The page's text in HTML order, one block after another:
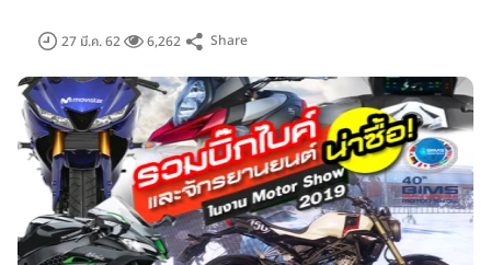
นอกจากนี้บรรยากาศด้านหน้าของงานจะจัดในรูปแบบย้อนรอยงาน
แรก...สวนลุมพินี-สวนอัมพร ครั้งที่ 1 - 18 ยุคที่ 2 ไบเทค บางนา
ครั้งที่ 19 - 31 ยุคที่ 3...ชาเลนเจอร์ อิมแพ็ค เมืองทองธานี ครั้งที่
32 - ปัจจุบัน อีกด้วย
27 มี.ค. 62 6,262 Share